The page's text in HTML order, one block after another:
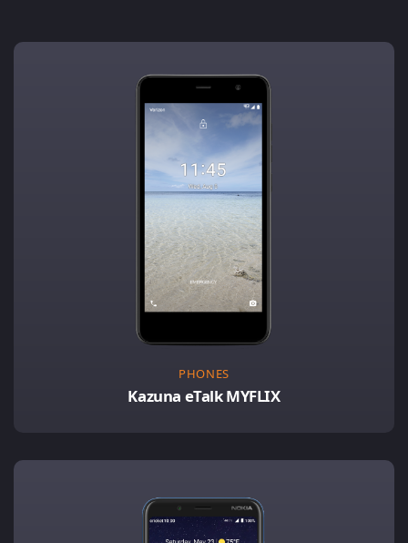
PHONES
Kazuna eTalk MYFLIX